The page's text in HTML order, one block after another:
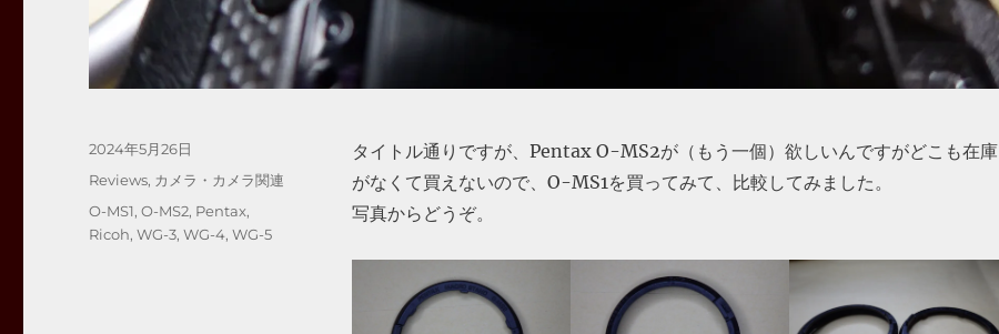
タイトル通りですが、Pentax O-MS2が（もう一個）欲しいんですがどこも在庫
がなくて買えないので、O-MS1を買ってみて、比較してみました。
写真からどうぞ。
投
稿
2024年5月26日
カ
テ
ゴ
Reviews, カメラ・カメラ関連
タ
グ
O-MS1,O-MS2, Pentax,
Ricoh,WG-3,WG-4,WG-5